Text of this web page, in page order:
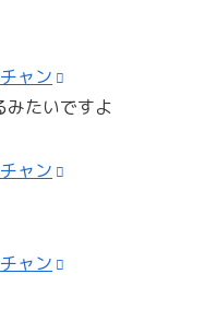
ャン
みたいですよ
ャン
ャン